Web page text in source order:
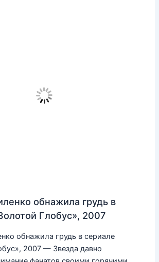
обнажила грудь в
Глобус», 2007
обнажила грудь в сериале
2007 — Звезда давно